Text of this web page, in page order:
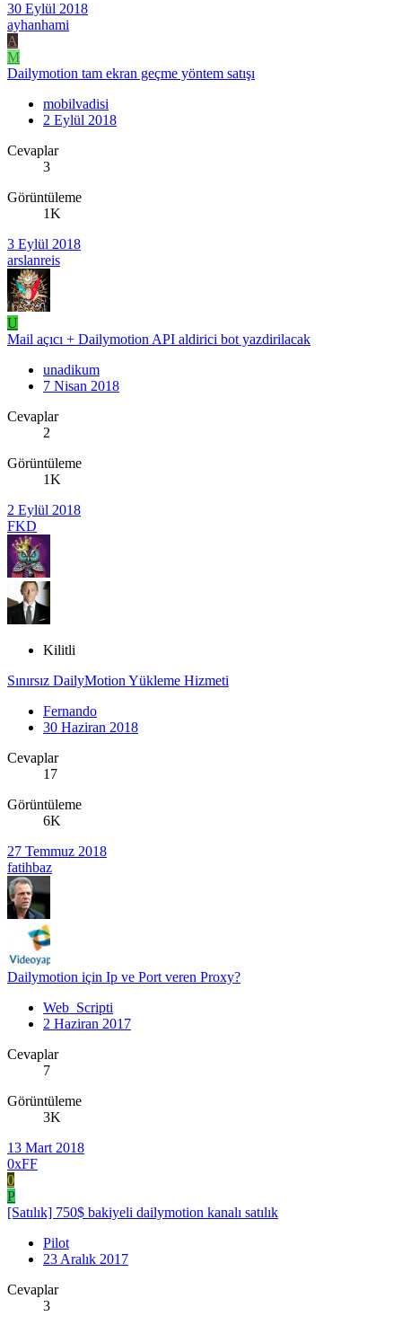
30 Eylül 2018
ayhanhami
A
M
Dailymotion tam ekran geçme yöntem satışı
mobilvadisi
2 Eylül 2018
Cevaplar
3
Görüntüleme
1K
3 Eylül 2018
arslanreis
U
Mail açıcı + Dailymotion API aldirici bot yazdirilacak
unadikum
7 Nisan 2018
Cevaplar
2
Görüntüleme
1K
2 Eylül 2018
FKD
Kilitli
Sınırsız DailyMotion Yükleme Hizmeti
Fernando
30 Haziran 2018
Cevaplar
17
Görüntüleme
6K
27 Temmuz 2018
fatihbaz
Dailymotion için Ip ve Port veren Proxy?
Web_Scripti
2 Haziran 2017
Cevaplar
7
Görüntüleme
3K
13 Mart 2018
0xFF
0
P
[Satılık] 750$ bakiyeli dailymotion kanalı satılık
Pilot
23 Aralık 2017
Cevaplar
3